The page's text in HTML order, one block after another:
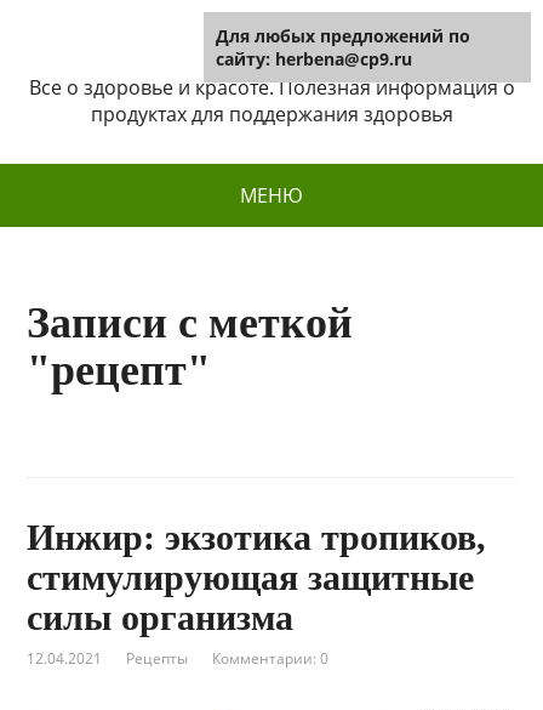
Herbena
Все о здоровье и красоте. Полезная информация о
продуктах для поддержания здоровья
МЕНЮ
Записи с меткой
"рецепт"
Инжир: экзотика тропиков,
стимулирующая защитные
силы организма
12.04.2021 Рецепты Комментарии: 0
Для любых предложений по
сайту: herbena@cp9.ru